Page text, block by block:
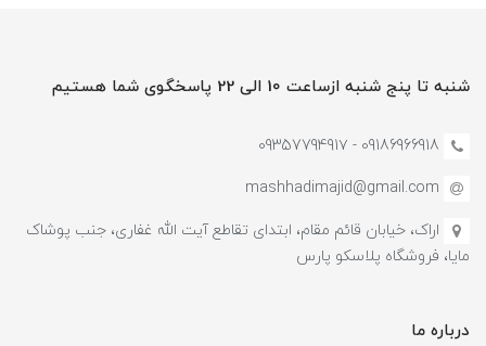
شنبه تا پنج شنبه ازساعت 10 الی 22 پاسخگوی شما هستیم
09186966918 - 0935779491۷
mashhadimajid@gmail.com
اراک، خیابان قائم مقام، ابتدای تقاطع آیت الله غفاری، جنب پوشاک
مایا، فروشگاه پلاسکو پارس
درباره ما